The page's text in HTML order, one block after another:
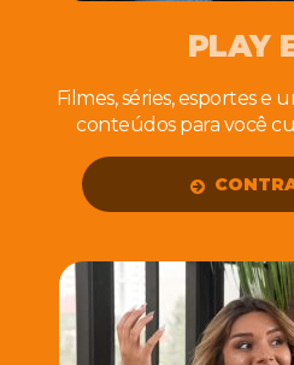
PLAY
Filmes, séries, esportes e
conteúdos para você